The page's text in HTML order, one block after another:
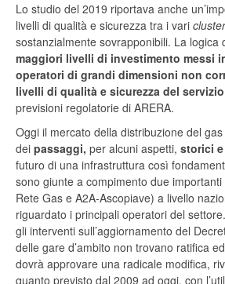
Lo studio del 2019 riportava anche
livelli di qualità e sicurezza tra i vari cluster
sostanzialmente sovrapponibili. La logica
maggiori livelli di investimento messi
operatori di grandi dimensioni non
livelli di qualità e sicurezza del servizio
previsioni regolatorie di ARERA.
Oggi il mercato della distribuzione del
dei passaggi, per alcuni aspetti, storici
futuro di una infrastruttura così
sono giunte a compimento due
Rete Gas e A2A-Ascopiave) a livello
riguardato i principali operatori del
gli interventi sull’aggiornamento del
delle gare d’ambito non trovano ratifica
dovrà approvare una radicale modifica,
quanto previsto dal 2009 ad oggi, con